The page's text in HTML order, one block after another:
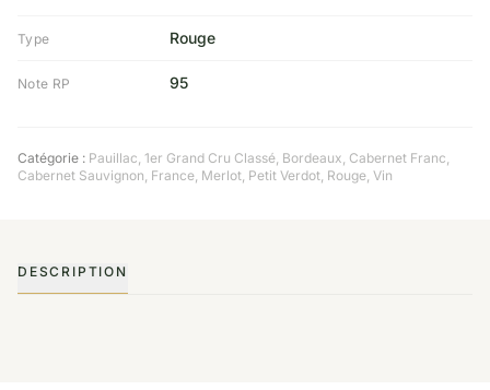
Type Rouge
Note RP 95
Catégorie : Pauillac, 1er Grand Cru Classé, Bordeaux, Cabernet Franc,
Cabernet Sauvignon, France, Merlot, Petit Verdot, Rouge, Vin
DESCRIPTION